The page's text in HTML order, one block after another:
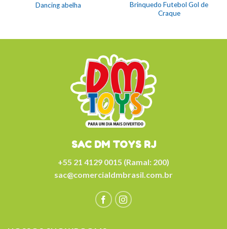
Dancing abelha
Brinquedo Futebol Gol de
Craque
SAC DM TOYS RJ
+55 21 4129 0015 (Ramal: 200)
sac@comercialdmbrasil.com.br